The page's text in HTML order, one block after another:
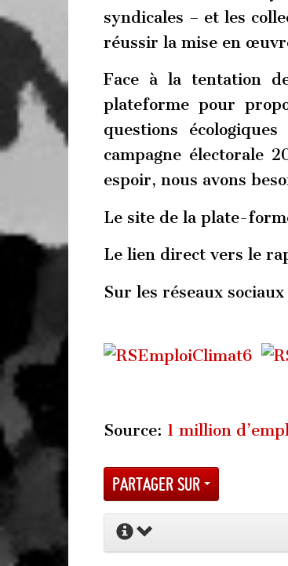
syndicales – et les
réussir la mise en
Face à la tentation
plateforme pour
questions
campagne électorale
espoir, nous avons
Le site de la plate-
Le lien direct vers le
Sur les réseaux sociaux
Source: 1 million
Partager sur